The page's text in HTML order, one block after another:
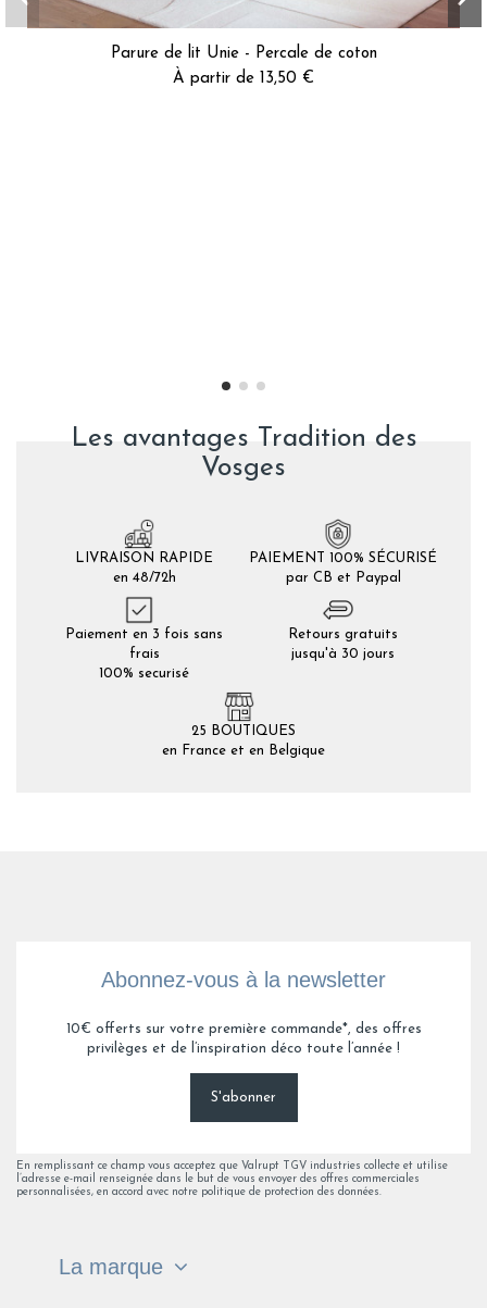
Parure de lit Unie - Percale de coton
À partir de 13,50 €
Les avantages Tradition des
Vosges
LIVRAISON RAPIDE
en 48/72h
PAIEMENT 100% SÉCURISÉ
par CB et Paypal
Paiement en 3 fois sans
frais
100% securisé
Retours gratuits
jusqu'à 30 jours
25 BOUTIQUES
en France et en Belgique
Abonnez-vous à la newsletter
10€ offerts sur votre première commande*, des offres
privilèges et de l’inspiration déco toute l’année !
S'abonner
En remplissant ce champ vous acceptez que Valrupt TGV industries collecte et utilise
l’adresse e-mail renseignée dans le but de vous envoyer des offres commerciales
personnalisées, en accord avec notre politique de protection des données.
La marque